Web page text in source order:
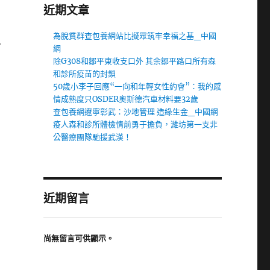
近期文章
為脫貧群查包養網站比擬眾筑牢幸福之基_中國
網
除G308和鄒平東收支口外 其余鄒平路口所有森
和診所疫苗的封鎖
50歲小李子回應“一向和年輕女性約會”：我的感
情成熟度只OSDER奧斯德汽車材料要32歲
查包養網遼寧彰武：沙地管理 造綠生金_中國網
疫人森和診所體檢情前勇于擔負，濰坊第一支非
公醫療團隊馳援武漢！
近期留言
尚無留言可供顯示。